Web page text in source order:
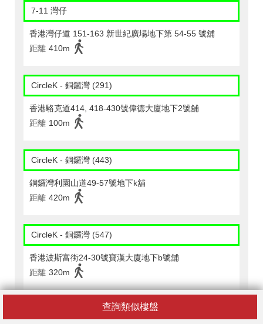
查詢類似樓盤
7-11 灣仔
香港灣仔道 151-163 新世紀廣場地下第 54-55 號舖
距離 410m
CircleK - 銅鑼灣 (291)
香港駱克道414, 418-430號偉德大廈地下2號舖
距離 100m
CircleK - 銅鑼灣 (443)
銅鑼灣利園山道49-57號地下k舖
距離 420m
CircleK - 銅鑼灣 (547)
香港波斯富街24-30號寶漢大廈地下b號舖
距離 320m
CircleK - 灣仔 (523)